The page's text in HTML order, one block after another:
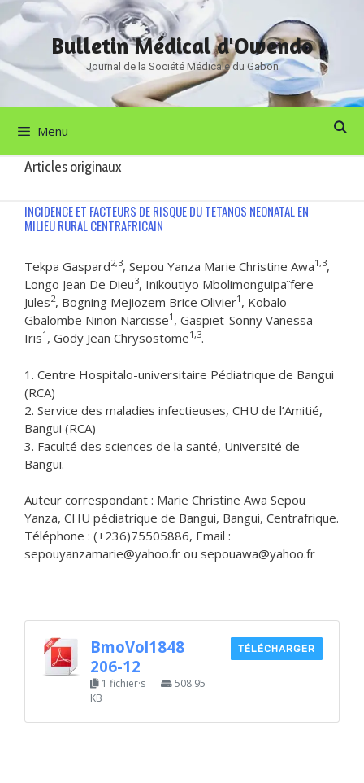
Aller
au
contenu
Bulletin Médical d'Owendo
Journal de la Société Médicale du Gabon
Menu
Articles originaux
INCIDENCE ET FACTEURS DE RISQUE DU TETANOS NEONATAL EN
MILIEU RURAL CENTRAFRICAIN
Tekpa Gaspard2,3, Sepou Yanza Marie Christine Awa1,3,
Longo Jean De Dieu3, Inikoutiyo Mbolimonguipaïfere
Jules2, Bogning Mejiozem Brice Olivier1 , Kobalo
Gbalombe Ninon Narcisse1 , Gaspiet-Sonny Vanessa-
Iris1 , Gody Jean Chrysostome1,3.
1. Centre Hospitalo-universitaire Pédiatrique de Bangui
(RCA)
2. Service des maladies infectieuses, CHU de l’Amitié,
Bangui (RCA)
3. Faculté des sciences de la santé, Université de
Bangui.
Auteur correspondant : Marie Christine Awa Sepou
Yanza, CHU pédiatrique de Bangui, Bangui, Centrafrique.
Téléphone : (+236)75505886, Email :
sepouyanzamarie@yahoo.fr ou sepouawa@yahoo.fr
BmoVol1848
206-12
1 fichier·s
508.95
KB
TÉLÉCHARGER